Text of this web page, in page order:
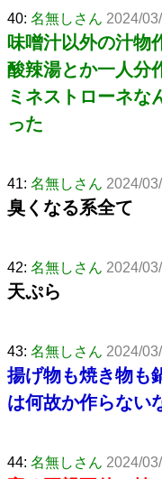
40: 名無しさん 2024/
味噌汁以外の汁物
酸辣湯とか一人分
ミネストローネな
った
41: 名無しさん 2024/
臭くなる系全て
42: 名無しさん 2024/
天ぷら
43: 名無しさん 2024/
揚げ物も焼き物も
は何故か作らない
44: 名無しさん 2024/